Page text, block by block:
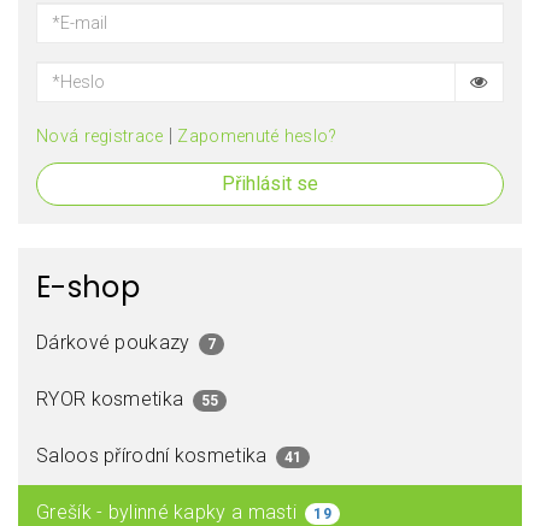
Nová registrace | Zapomenuté heslo?
Přihlásit se
E-shop
Dárkové poukazy 7
RYOR kosmetika 55
Saloos přírodní kosmetika 41
Grešík - bylinné kapky a masti 19